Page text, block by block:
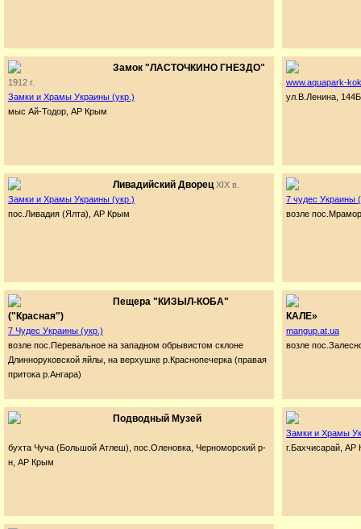
Замок "ЛАСТОЧКИНО ГНЕЗДО"
1912 г.
Замки и Храмы Украины (укр.)
мыс Ай-Тодор, АР Крым
www.aquapark-
ул.В.Ленина,
Ливадийский Дворец XIX в.
Замки и Храмы Украины (укр.)
пос.Ливадия (Ялта), АР Крым
7 чудес Украины
возле
Пещера "КИЗЫЛ-КОБА"
("Красная")
7 Чудес Украины (укр.)
возле пос.Перевальное на западном обрывистом склоне
Длинноруковской яйлы, на верхушке р.Краснопечерка (правая
притока р.Ангара)
КАЛЕ»
mangup.at.ua
возле
Подводный Музей
бухта Чуча (Большой Атлеш), пос.Оленовка, Черноморский р-
н, АР Крым
Замки и Храмы
г.Бахчисарай, АР